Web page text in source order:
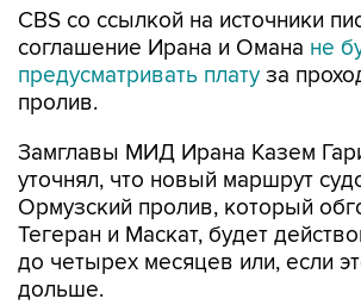
CBS со ссылкой на источники
соглашение Ирана и Омана не
предусматривать плату за
пролив.
Замглавы МИД Ирана Казем
уточнял, что новый маршрут
Ормузский пролив, который
Тегеран и Маскат, будет
до четырех месяцев или, если
дольше.